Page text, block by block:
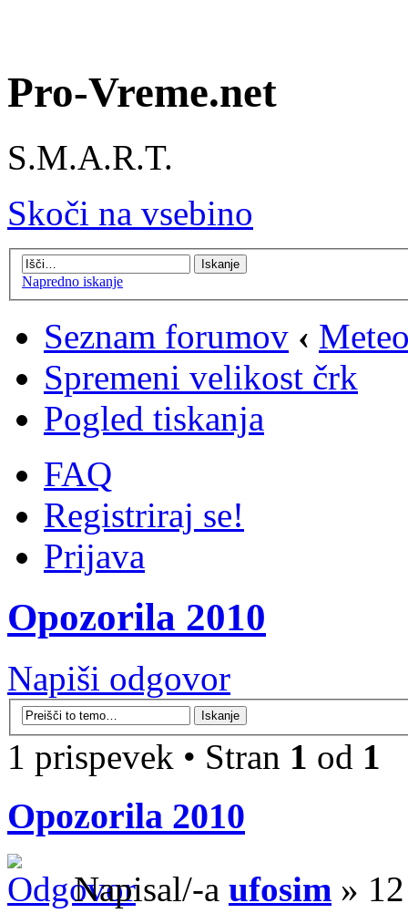
Pro-Vreme.net
S.M.A.R.T.
Skoči na vsebino
Napredno iskanje
Seznam forumov ‹
Spremeni velikost črk
Pogled tiskanja
FAQ
Registriraj se!
Prijava
Opozorila 2010
Napiši odgovor
1 prispevek • Stran 1 od 1
Opozorila 2010
Napisal/-a ufosim »